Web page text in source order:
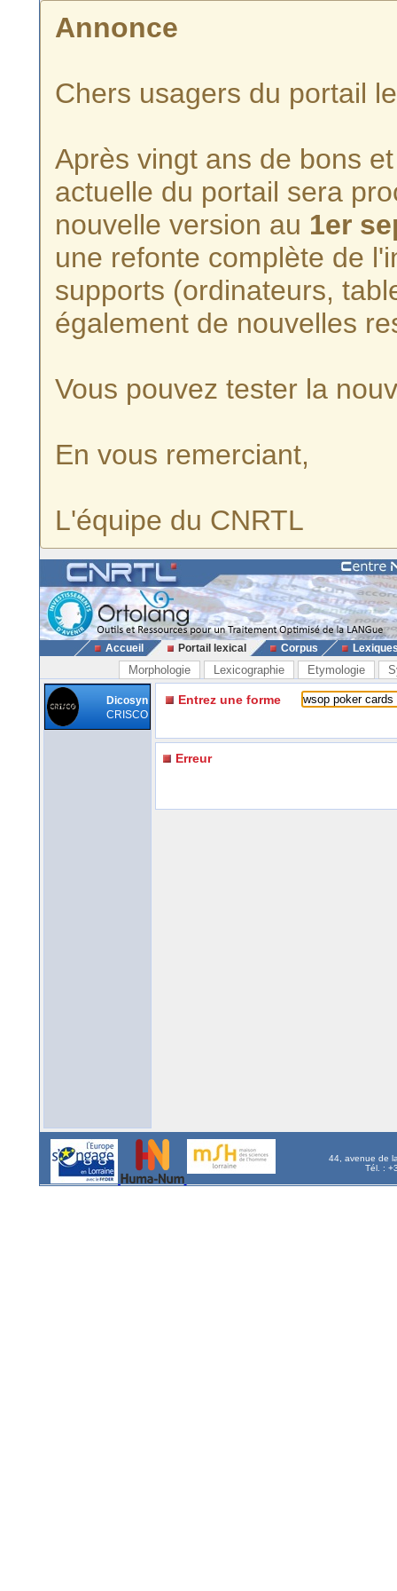
Annonce
Chers usagers du portail
Après vingt ans de bons
actuelle du portail sera
nouvelle version au 1er
une refonte complète de
supports (ordinateurs,
également de nouvelles
Vous pouvez tester la
En vous remerciant,
L'équipe du CNRTL
Accueil Portail lexical Corpus
Morphologie Lexicographie Etymologie
Dicosyn
CRISCO
Entrez une forme
Erreur
44, avenue de
Tél. :